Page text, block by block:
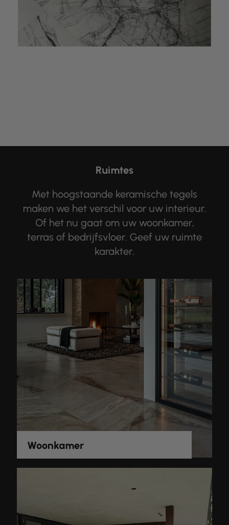
Ruimtes
Met hoogstaande keramische tegels
maken we het verschil voor uw interieur.
Of het nu gaat om uw woonkamer,
terras of bedrijfsvloer. Geef uw ruimte
karakter.
Woonkamer